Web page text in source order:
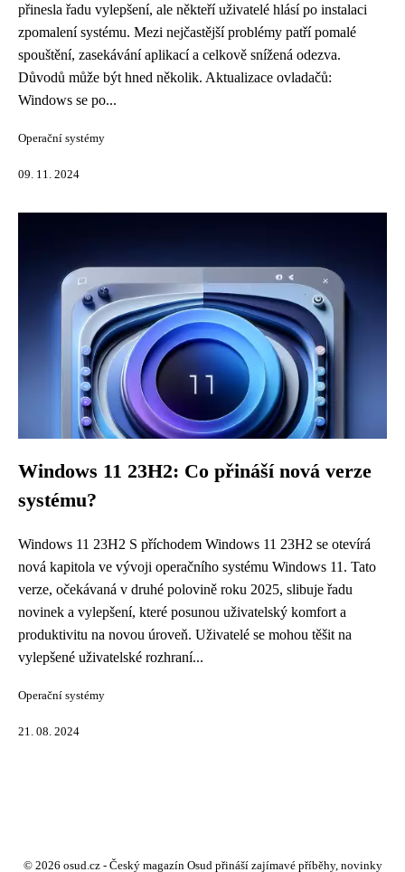
přinesla řadu vylepšení, ale někteří uživatelé hlásí po instalaci
zpomalení systému. Mezi nejčastější problémy patří pomalé
spouštění, zasekávání aplikací a celkově snížená odezva.
Důvodů může být hned několik. Aktualizace ovladačů:
Windows se po...
Operační systémy
09. 11. 2024
Windows 11 23H2: Co přináší nová verze
systému?
Windows 11 23H2 S příchodem Windows 11 23H2 se otevírá
nová kapitola ve vývoji operačního systému Windows 11. Tato
verze, očekávaná v druhé polovině roku 2025, slibuje řadu
novinek a vylepšení, které posunou uživatelský komfort a
produktivitu na novou úroveň. Uživatelé se mohou těšit na
vylepšené uživatelské rozhraní...
Operační systémy
21. 08. 2024
© 2026 osud.cz - Český magazín Osud přináší zajímavé příběhy, novinky